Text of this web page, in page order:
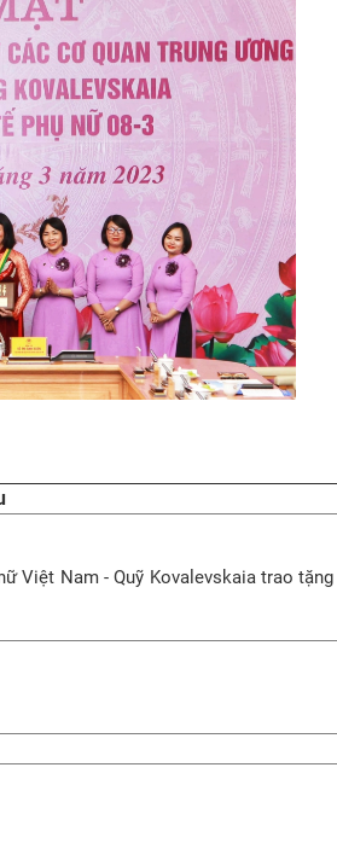
Việt Nam - Quỹ Kovalevskaia trao